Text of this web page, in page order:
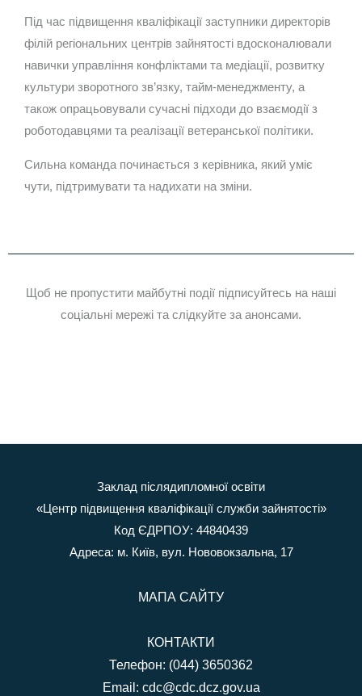
Під час підвищення кваліфікації заступники директорів
філій регіональних центрів зайнятості вдосконалювали
навички управління конфліктами та медіації, розвитку
культури зворотного зв’язку, тайм-менеджменту, а
також опрацьовували сучасні підходи до взаємодії з
роботодавцями та реалізації ветеранської політики.
Сильна команда починається з керівника, який уміє
чути, підтримувати та надихати на зміни.
Щоб не пропустити майбутні події підписуйтесь на наші
соціальні мережі та слідкуйте за анонсами.
Заклад післядипломної освіти
«Центр підвищення кваліфікації служби зайнятості»
Код ЄДРПОУ: 44840439
Адреса: м. Київ, вул. Нововокзальна, 17
МАПА САЙТУ
КОНТАКТИ
Телефон: (044) 3650362
Email: cdc@cdc.dcz.gov.ua